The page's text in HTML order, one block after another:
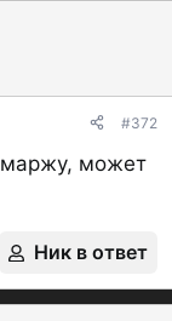
#372
маржу, может
Ник в ответ